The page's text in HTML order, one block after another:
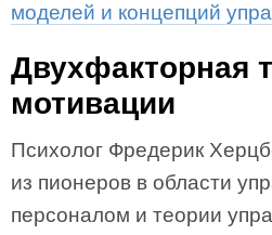
моделей и концепций
Двухфакторная
мотивации
Психолог Фредерик
из пионеров в области
персоналом и теории